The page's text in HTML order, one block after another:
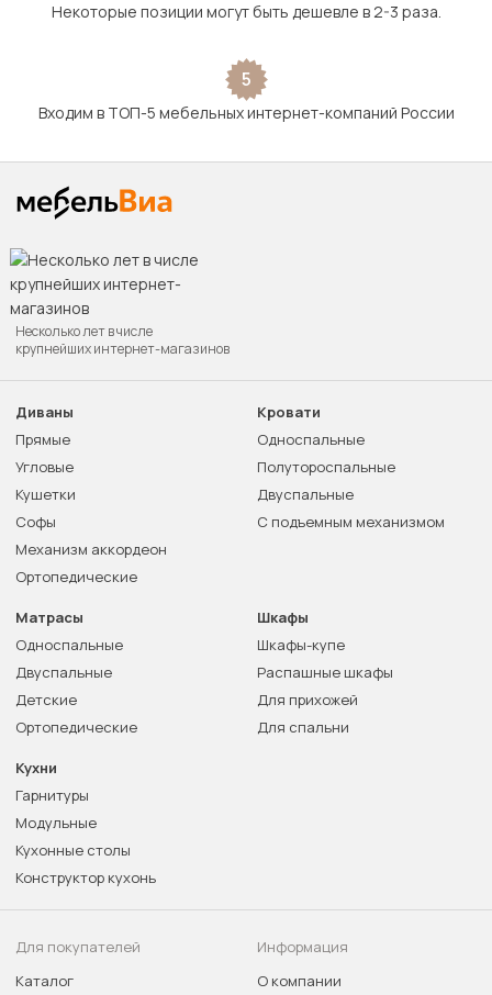
Некоторые позиции могут быть дешевле в 2-3 раза.
5
Входим в ТОП-5 мебельных интернет-компаний России
Несколько лет в числе
крупнейших интернет-магазинов
Диваны
Прямые
Угловые
Кушетки
Софы
Механизм аккордеон
Ортопедические
Кровати
Односпальные
Полутороспальные
Двуспальные
С подъемным механизмом
Матрасы
Односпальные
Двуспальные
Детские
Ортопедические
Шкафы
Шкафы-купе
Распашные шкафы
Для прихожей
Для спальни
Кухни
Гарнитуры
Модульные
Кухонные столы
Конструктор кухонь
Для покупателей
Каталог
Информация
О компании